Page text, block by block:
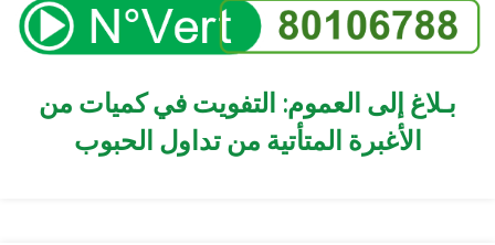
بـلاغ إلى العموم: التفويت في كميات من
الأغبرة المتأتية من تداول الحبوب